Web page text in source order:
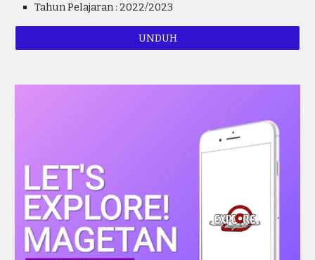
Tahun Pelajaran : 2022/2023
UNDUH